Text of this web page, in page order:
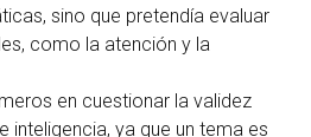
sino que pretendía evaluar
como la atención y la
en cuestionar la validez
inteligencia, ya que un tema es